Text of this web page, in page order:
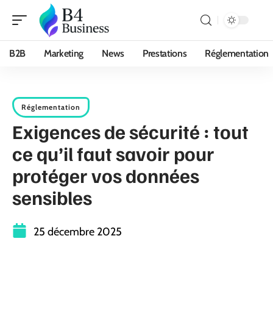
B2B Marketing News Prestations Réglementation
Réglementation
Exigences de sécurité : tout
ce qu’il faut savoir pour
protéger vos données
sensibles
25 décembre 2025